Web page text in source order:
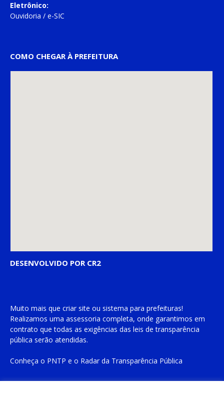
Eletrônico:
Ouvidoria / e-SIC
COMO CHEGAR À PREFEITURA
DESENVOLVIDO POR CR2
Muito mais que criar site ou sistema para prefeituras!
Realizamos uma assessoria completa, onde garantimos em
contrato que todas as exigências das leis de transparência
pública serão atendidas.
Conheça o PNTP e o Radar da Transparência Pública